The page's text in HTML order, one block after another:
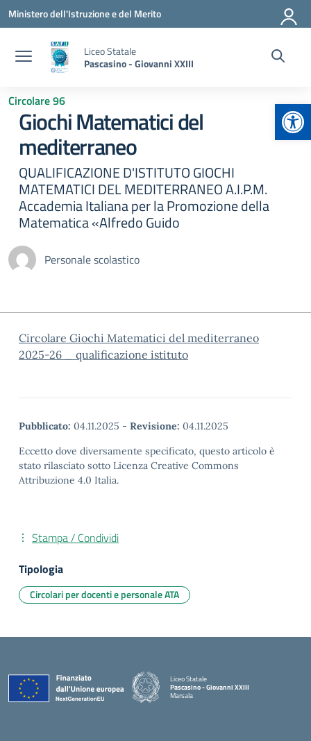
Vai ai contenuti
Vai al menu di navigazione
Vai al footer
Ministero dell'Istruzione e del Merito
Liceo Statale
Pascasino - Giovanni XXIII
Circolare 96
Giochi Matematici del
mediterraneo
QUALIFICAZIONE D'ISTITUTO GIOCHI
MATEMATICI DEL MEDITERRANEO A.I.P.M.
Accademia Italiana per la Promozione della
Matematica «Alfredo Guido
Personale scolastico
Circolare Giochi Matematici del mediterraneo
2025-26 _ qualificazione istituto
Pubblicato: 04.11.2025 - Revisione: 04.11.2025
Eccetto dove diversamente specificato, questo articolo è
stato rilasciato sotto Licenza Creative Commons
Attribuzione 4.0 Italia.
Stampa / Condividi
Tipologia
Circolari per docenti e personale ATA
Liceo Statale
Pascasino - Giovanni XXIII
Marsala